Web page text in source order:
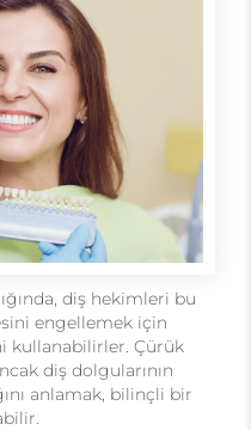
diş hekimleri bu
engellemek için
kullanabilirler. Çürük
diş dolgularının
anlamak, bilinçli bir